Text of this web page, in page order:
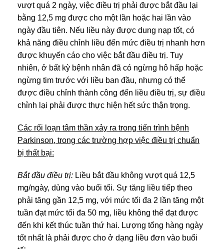
vượt quá 2 ngày, việc điều trị phải được bắt đầu lại
bằng 12,5 mg được cho một lần hoặc hai lần vào
ngày đầu tiên. Nếu liều này được dung nạp tốt, có
khả năng điều chỉnh liều đến mức điều trị nhanh hơn
được khuyến cáo cho việc bắt đầu điều trị. Tuy
nhiên, ở bất kỳ bệnh nhân đã có ngừng hô hấp hoặc
ngừng tim trước với liều ban đầu, nhưng có thể
được điều chỉnh thành công đến liều điều trị, sự điều
chỉnh lại phải được thực hiện hết sức thận trọng.
Các rối loạn tâm thần xảy ra trong tiến trình bệnh
Parkinson, trong các trường hợp việc điều trị chuẩn
bị thất bại:
Bắt đầu điều trị: Liều bắt đầu không vượt quá 12,5
mg/ngày, dùng vào buổi tối. Sự tăng liều tiếp theo
phải tăng gần 12,5 mg, với mức tối đa 2 lần tăng một
tuần đạt mức tối đa 50 mg, liều không thể đạt được
đến khi kết thúc tuần thứ hai. Lượng tổng hàng ngày
tốt nhất là phải được cho ở dạng liều đơn vào buổi